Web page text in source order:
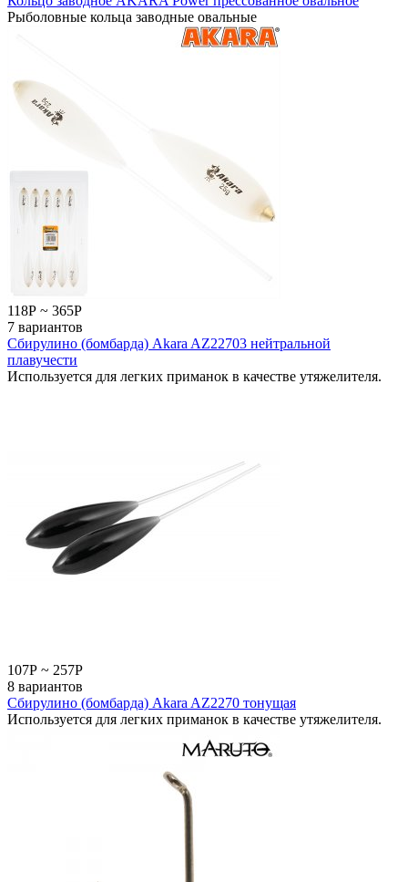
Рыболовные кольца заводные овальные
118Р ~ 365Р
7 вариантов
Сбирулино (бомбарда) Akara AZ22703 нейтральной
плавучести
Используется для легких приманок в качестве утяжелителя.
107Р ~ 257Р
8 вариантов
Сбирулино (бомбарда) Akara AZ2270 тонущая
Используется для легких приманок в качестве утяжелителя.